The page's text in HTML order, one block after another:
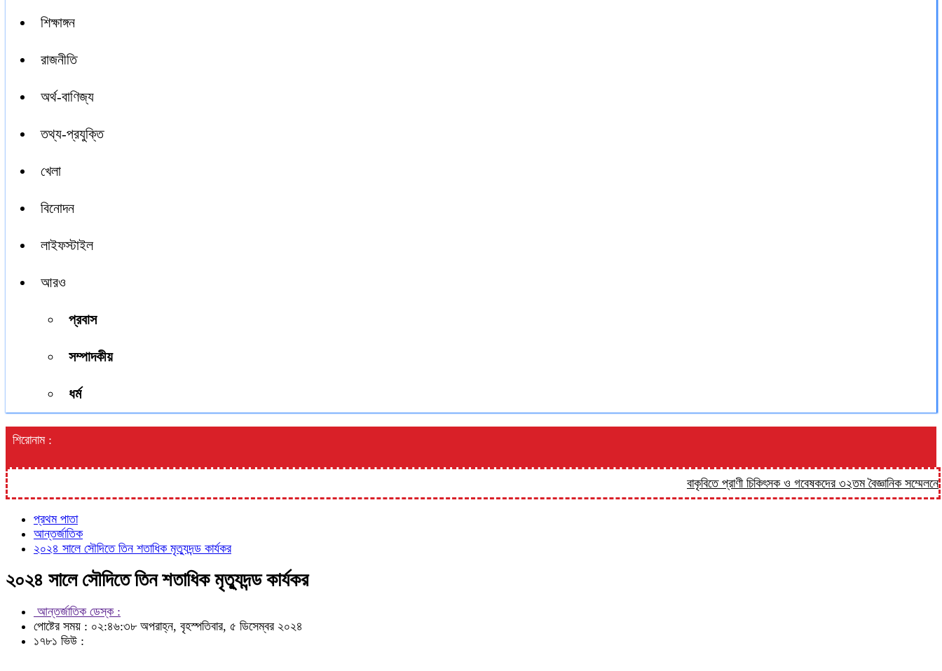
শিক্ষাঙ্গন
রাজনীতি
অর্থ-বাণিজ্য
তথ্য-প্রযুক্তি
খেলা
বিনোদন
লাইফস্টাইল
আরও
প্রবাস
সম্পাদকীয়
ধর্ম
শিরোনাম :
বাকৃবিতে প্রাণী চিকিৎসক ও গবেষকদের ৩২তম বৈজ্ঞানিক সম্মেলনের
প্রথম পাতা
আন্তর্জাতিক
২০২৪ সালে সৌদিতে তিন শতাধিক মৃত্যুদন্ড কার্যকর
২০২৪ সালে সৌদিতে তিন শতাধিক মৃত্যুদন্ড কার্যকর
আন্তর্জাতিক ডেস্ক :
পোষ্টের সময় : ০২:৪৬:৩৮ অপরাহ্ন, বৃহস্পতিবার, ৫ ডিসেম্বর ২০২৪
১৭৮১ ভিউ :